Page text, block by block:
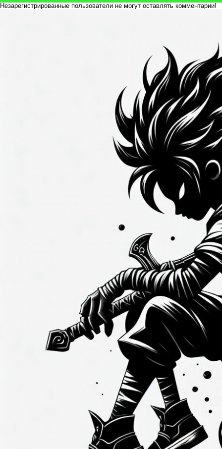
Незарегистрированные пользователи не могут оставлять комментарии!